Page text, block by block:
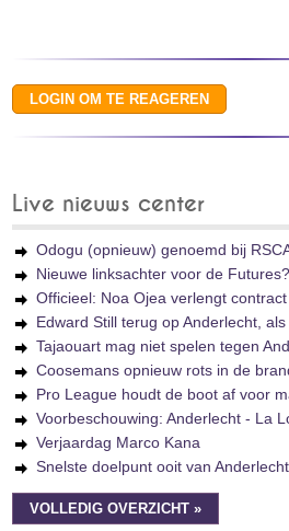
Live nieuws center
Odogu (opnieuw) genoemd bij
Nieuwe linksachter voor de Futures?
Officieel: Noa Ojea verlengt contract
Edward Still terug op Anderlecht,
Tajaouart mag niet spelen tegen
Coosemans opnieuw rots in de
Pro League houdt de boot af voor
Voorbeschouwing: Anderlecht - La
Verjaardag Marco Kana
Snelste doelpunt ooit van Anderlecht
VOLLEDIG OVERZICHT »